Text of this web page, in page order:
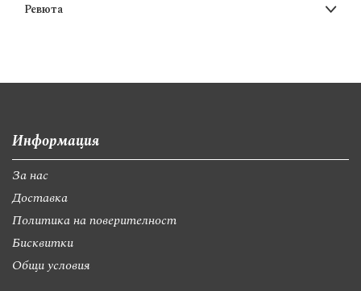
Ревюта
Информация
За нас
Доставка
Политика на поверителност
Бисквитки
Общи условия